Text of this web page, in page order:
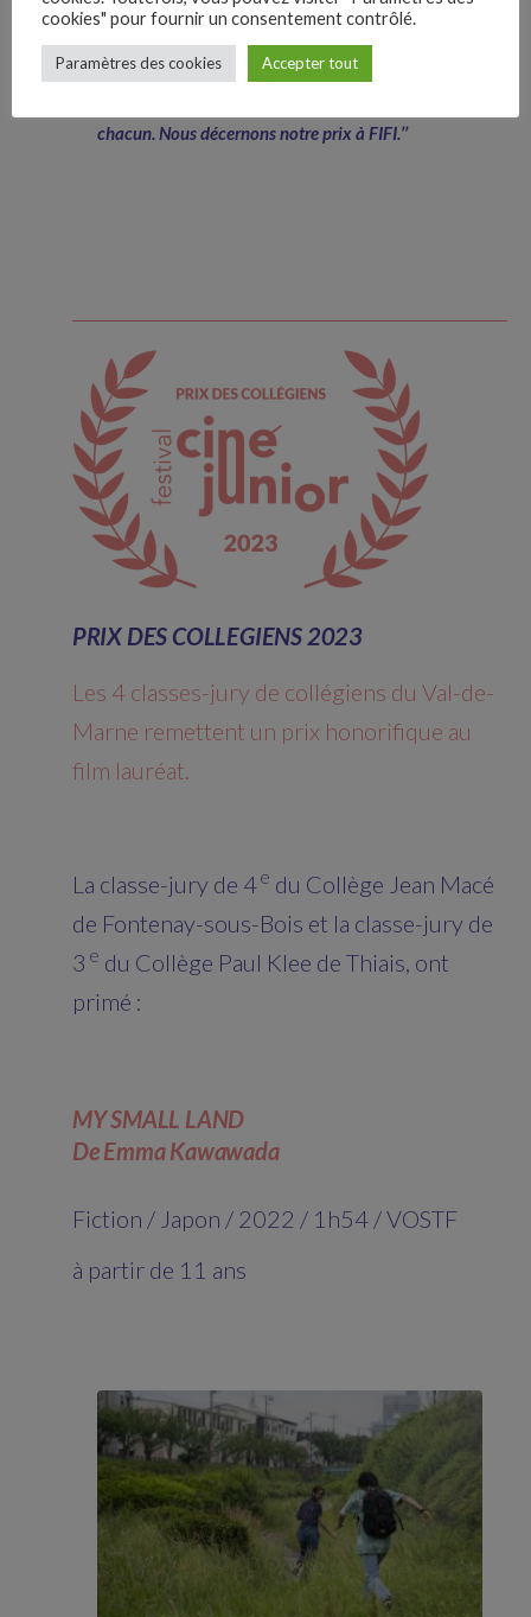
Follow Us
beaucoup touché. Qui nous a frappé par sa finesse
et son honnêteté, son naturel. Porté par deux
comédiens qui interprètent parfaitement deux
chacun. Nous décernons notre prix à FIFI.’’
PRIX DES COLLEGIENS 2023
Les 4 classes-jury de collégiens du Val-de-
Marne remettent un prix honorifique au
film lauréat.
La classe-jury de 4e du Collège Jean Macé
de Fontenay-sous-Bois et la classe-jury de
3 e du Collège Paul Klee de Thiais, ont
primé :
MY SMALL LAND
De Emma Kawawada
Fiction / Japon / 2022 / 1h54 / VOSTF
à partir de 11 ans
cookies" pour fournir un consentement contrôlé.
Paramètres des cookies Accepter tout